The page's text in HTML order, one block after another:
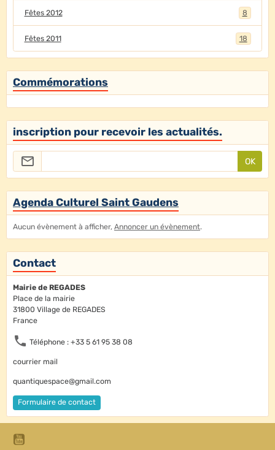
Fêtes 2012 8
Fêtes 2011 18
Commémorations
inscription pour recevoir les actualités.
OK
Agenda Culturel Saint Gaudens
Aucun évènement à afficher, Annoncer un évènement.
Contact
Mairie de REGADES
Place de la mairie
31800 Village de REGADES
France
Téléphone : +33 5 61 95 38 08
courrier mail
quantiquespace@gmail.com
Formulaire de contact